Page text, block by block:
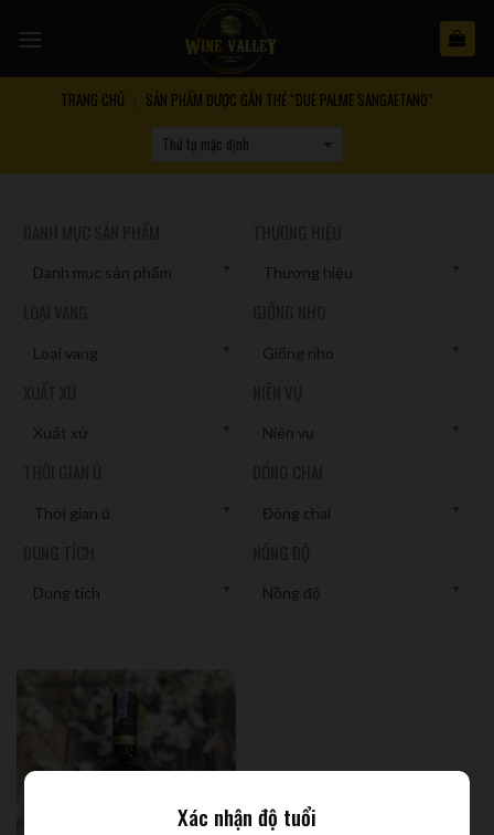
TRANG CHỦ SẢN PHẨM ĐƯỢC GẮN THẺ “DUE PALME SANGAETANO”
Danh mục sản phẩm Thương hiệu
Loại vang Giống nho
Xuất xứ Niên vụ
Thời gian ủ Đóng chai
Dung tích Nồng độ
Xác nhận độ tuổi